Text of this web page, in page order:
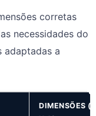
corretas
necessidades do
adaptadas a
DIMENSÕES